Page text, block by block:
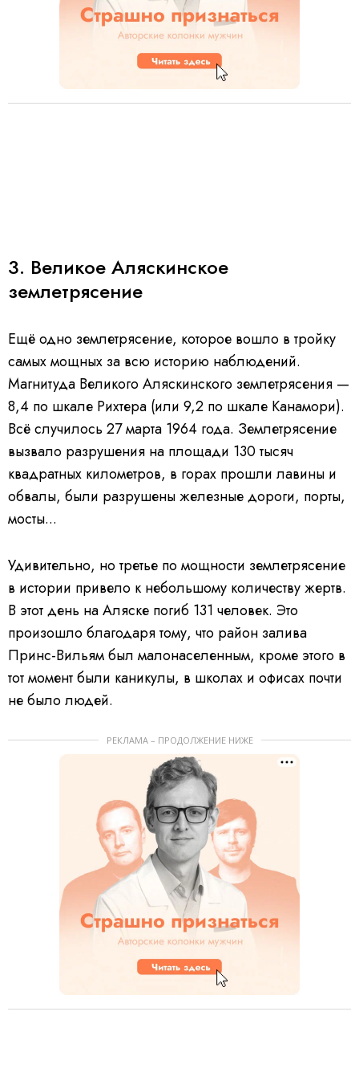
3. Великое Аляскинское
землетрясение
Ещё одно землетрясение, которое вошло в тройку
самых мощных за всю историю наблюдений.
Магнитуда Великого Аляскинского землетрясения —
8,4 по шкале Рихтера (или 9,2 по шкале Канамори).
Всё случилось 27 марта 1964 года. Землетрясение
вызвало разрушения на площади 130 тысяч
квадратных километров, в горах прошли лавины и
обвалы, были разрушены железные дороги, порты,
мосты...
Удивительно, но третье по мощности землетрясение
в истории привело к небольшому количеству жертв.
В этот день на Аляске погиб 131 человек. Это
произошло благодаря тому, что район залива
Принс-Вильям был малонаселенным, кроме этого в
тот момент были каникулы, в школах и офисах почти
не было людей.
РЕКЛАМА – ПРОДОЛЖЕНИЕ НИЖЕ